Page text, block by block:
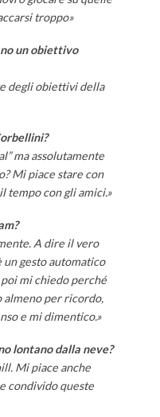
troppo»
un obiettivo
degli obiettivi della
ma assolutamente
Mi piace stare con
tempo con gli amici.»
?
A dire il vero
un gesto automatico
mi chiedo perché
almeno per ricordo,
e mi dimentico.»
lontano dalla neve?
Mi piace anche
condivido queste